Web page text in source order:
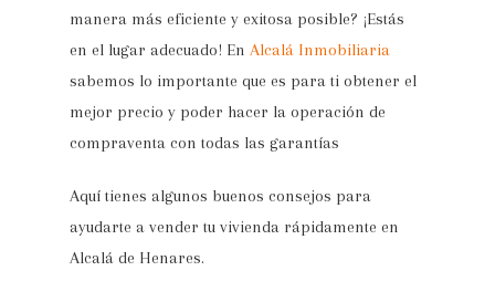
manera más eficiente y exitosa posible? ¡Estás
en el lugar adecuado! EnAlcalá Inmobiliaria
sabemos lo importante que es para ti obtener el
mejor precio y poder hacer la operación de
compraventa con todas las garantías
Aquí tienes algunos buenos consejos para
ayudarte a vender tu vivienda rápidamente en
Alcalá de Henares.